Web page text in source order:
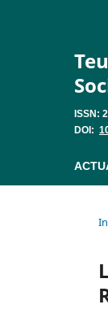
ISSN:
DOI: